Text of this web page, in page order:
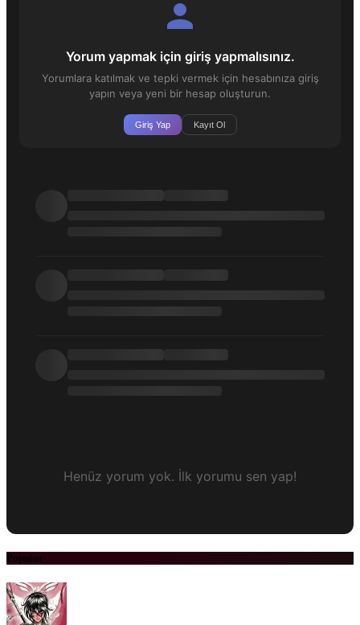
Yorum yapmak için giriş yapmalısınız.
Yorumlara katılmak ve tepki vermek için hesabınıza giriş
yapın veya yeni bir hesap oluşturun.
Giriş Yap Kayıt Ol
Henüz yorum yok. İlk yorumu sen yap!
Popular